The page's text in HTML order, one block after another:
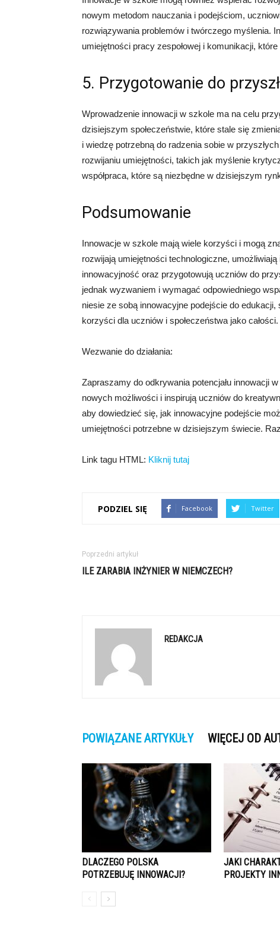
nowym metodom nauczania i podejściom,
rozwiązywania problemów i twórczego myślenia.
umiejętności pracy zespołowej i komunikacji,
5. Przygotowanie do
Wprowadzenie innowacji w szkole ma na celu
dzisiejszym społeczeństwie, które stale się
i wiedzę potrzebną do radzenia sobie w
rozwijaniu umiejętności, takich jak myślenie
współpraca, które są niezbędne w dzisiejszym
Podsumowanie
Innowacje w szkole mają wiele korzyści i mogą
rozwijają umiejętności technologiczne,
innowacyjność oraz przygotowują uczniów do
jednak wyzwaniem i wymagać odpowiedniego
niesie ze sobą innowacyjne podejście do
korzyści dla uczniów i społeczeństwa jako całości.
Wezwanie do działania:
Zapraszamy do odkrywania potencjału innowacji
nowych możliwości i inspirują uczniów do
aby dowiedzieć się, jak innowacyjne podejście
umiejętności potrzebne w dzisiejszym świecie.
Link tagu HTML: Kliknij tutaj
PODZIEL SIĘ Facebook Twitter
Poprzedni artykuł
ILE ZARABIA INŻYNIER W NIEMCZECH?
REDAKCJA
POWIĄZANE ARTYKUŁY WIĘCEJ OD
DLACZEGO POLSKA
POTRZEBUJĘ INNOWACJI?
JAKI
PROJEKTY